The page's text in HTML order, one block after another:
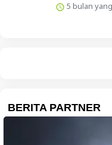
5 bulan